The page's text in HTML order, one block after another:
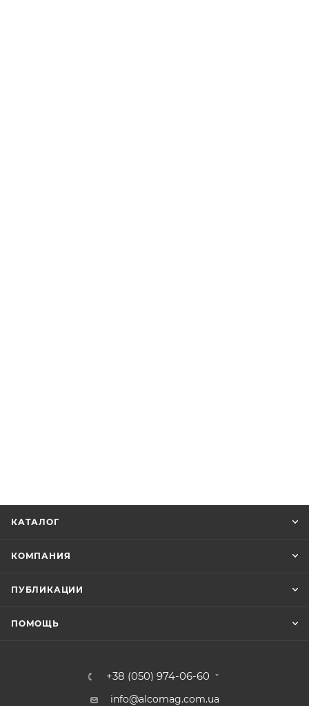
КАТАЛОГ
КОМПАНИЯ
ПУБЛИКАЦИИ
ПОМОЩЬ
+38 (050) 974-06-60
info@alcomag.com.ua